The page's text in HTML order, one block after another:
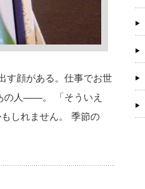
す顔がある。仕事でお世
の人——。 「そういえ
しれません。 季節の